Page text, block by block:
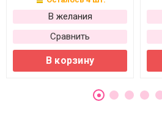
В желания
Сравнить
В корзину